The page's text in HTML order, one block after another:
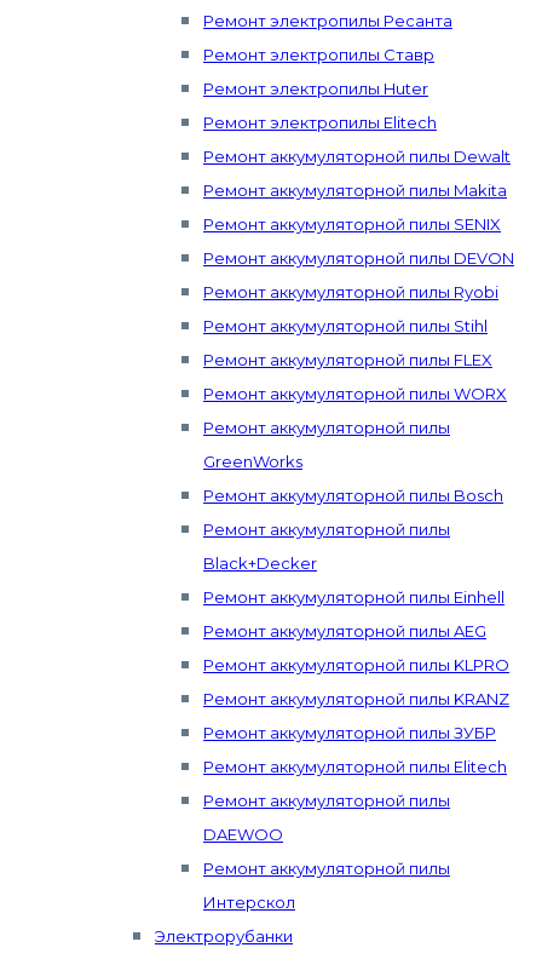
Ремонт электропилы Ресанта
Ремонт электропилы Ставр
Ремонт электропилы Huter
Ремонт электропилы Elitech
Ремонт аккумуляторной пилы Dewalt
Ремонт аккумуляторной пилы Makita
Ремонт аккумуляторной пилы SENIX
Ремонт аккумуляторной пилы DEVON
Ремонт аккумуляторной пилы Ryobi
Ремонт аккумуляторной пилы Stihl
Ремонт аккумуляторной пилы FLEX
Ремонт аккумуляторной пилы WORX
Ремонт аккумуляторной пилы
GreenWorks
Ремонт аккумуляторной пилы Bosch
Ремонт аккумуляторной пилы
Black+Decker
Ремонт аккумуляторной пилы Einhell
Ремонт аккумуляторной пилы AEG
Ремонт аккумуляторной пилы KLPRO
Ремонт аккумуляторной пилы KRANZ
Ремонт аккумуляторной пилы ЗУБР
Ремонт аккумуляторной пилы Elitech
Ремонт аккумуляторной пилы
DAEWOO
Ремонт аккумуляторной пилы
Интерскол
Электрорубанки